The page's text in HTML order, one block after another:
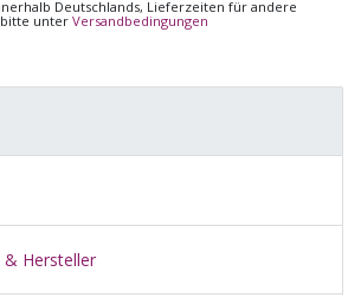
Deutschlands, Lieferzeiten für andere
unter Versandbedingungen
& Hersteller